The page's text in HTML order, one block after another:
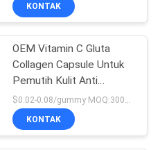
19
KONTAK
OEM Vitamin C Gluta
Collagen Capsule Untuk
Pemutih Kulit Anti
Penuaan
KONTAK